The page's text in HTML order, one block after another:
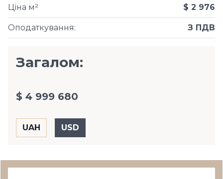
Оподаткування: З ПДВ
Ціна м² $ 2 976
Загалом:
$ 4 999 680